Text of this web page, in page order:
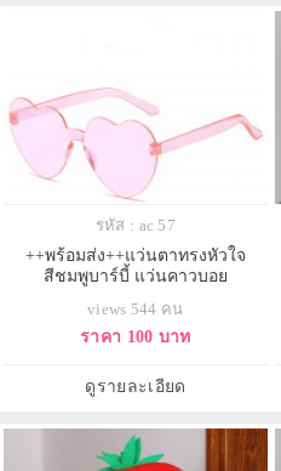
รหัส : ac 57
++พร้อมส่ง++แว่นตาทรงหัวใจ
สีชมพูบาร์บี้ แว่นคาวบอย
views 544 คน
ราคา 100 บาท
ดูรายละเอียด